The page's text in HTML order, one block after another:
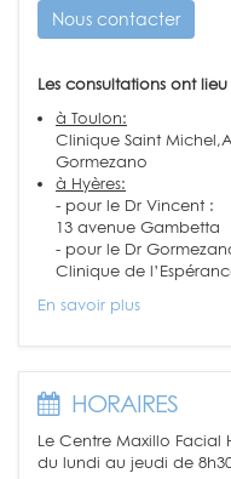
Nous contacter
Les consultations ont lieu
à Toulon:
Clinique Saint
Gormezano
à Hyères:
- pour le Dr Vincent :
13 avenue Gambetta
- pour le Dr
Clinique de
En savoir plus
HORAIRES
Le Centre Maxillo Facial
du lundi au jeudi de